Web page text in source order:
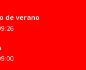
de verano